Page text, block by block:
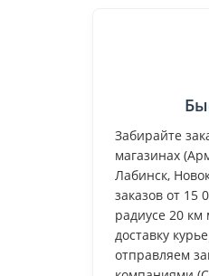
Забирайте
магазинах
Лабинск,
заказов от 15
радиусе 20
доставку
отправляем